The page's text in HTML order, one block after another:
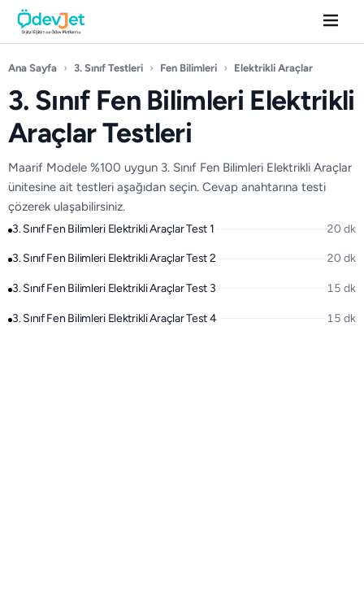
Ana Sayfa › 3. Sınıf Testleri › Fen Bilimleri › Elektrikli Araçlar
3. Sınıf Fen Bilimleri Elektrikli
Araçlar Testleri
Maarif Modele %100 uygun 3. Sınıf Fen Bilimleri Elektrikli Araçlar
ünitesine ait testleri aşağıdan seçin. Cevap anahtarına testi
çözerek ulaşabilirsiniz.
3. Sınıf Fen Bilimleri Elektrikli Araçlar Test 1 20 dk
3. Sınıf Fen Bilimleri Elektrikli Araçlar Test 2 20 dk
3. Sınıf Fen Bilimleri Elektrikli Araçlar Test 3 15 dk
3. Sınıf Fen Bilimleri Elektrikli Araçlar Test 4 15 dk